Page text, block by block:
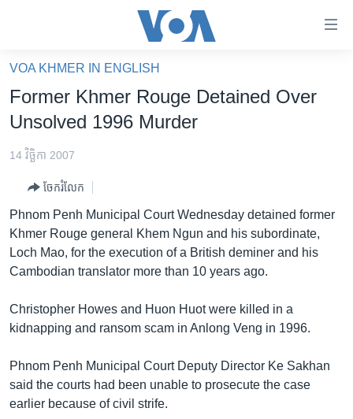
គេហទំព័រ​
ទាក់ទង
និង​
តែ​
ម្តង
រំលង​
និង​
ទៅ​
ទំព័រ​
សម្ព័ន្ធ​
រំលង​
និង​
ហេឡូវីអូអេ
ព្រឹត្តិការណ៍ព័ត៌មាន
វិទ្យុ / ផតខាសថ៍
កម្មវិធីទាំងអស់
Khmer English
VOA KHMER IN ENGLISH
Former Khmer Rouge Detained Over
Unsolved 1996 Murder
14 វិច្ឆិកា 2007
ចែករំលែក
Phnom Penh Municipal Court Wednesday detained former
Khmer Rouge general Khem Ngun and his subordinate,
Loch Mao, for the execution of a British deminer and his
Cambodian translator more than 10 years ago.
Christopher Howes and Huon Huot were killed in a
kidnapping and ransom scam in Anlong Veng in 1996.
Phnom Penh Municipal Court Deputy Director Ke Sakhan
said the courts had been unable to prosecute the case
earlier because of civil strife.